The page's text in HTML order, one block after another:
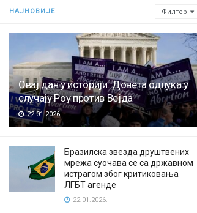
НАЈНОВИЈЕ Филтер
Овај дан у историји: Донета одлука у
случају Роу против Вејда
22.01.2026.
Бразилска звезда друштвених
мрежа суочава се са државном
истрагом због критиковања
ЛГБТ агенде
22.01.2026.